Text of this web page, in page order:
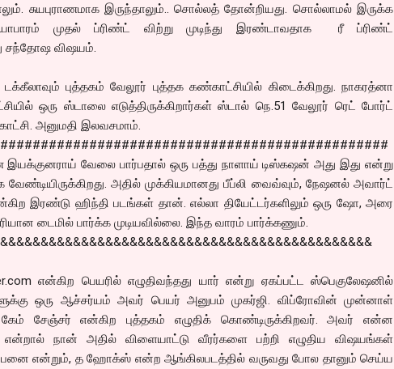
சுயபுராணமாக இருந்தாலும்.. சொல்லத் தோன்றியது. சொல்லாமல் இருக்க
முதல் ப்ரிண்ட் விற்று முடிந்து இரண்டாவதாக ரீ ப்ரிண்ட்
சந்தோஷ விஷயம்.
புத்தகம் வேலூர் புத்தக கண்காட்சியில் கிடைக்கிறது. நாகரத்னா
ஒரு ஸ்டாலை எடுத்திருக்கிறார்கள் ஸ்டால் நெ.51 வேலூர் ரெட் போர்ட்
அனுமதி இலவசமாம்.
இயக்குனராய் வேலை பார்பதால் ஒரு பத்து நாளாய் டிஸ்கஷன் அது இது என்று
வேண்டியிருக்கிறது. அதில் முக்கியமானது பீப்லி வைவ்வும், நேஷனல் அவார்ட்
இரண்டு ஹிந்தி படங்கள் தான். எல்லா தியேட்டர்களிலும் ஒரு ஷோ, அரை
டைமில் பார்க்க முடியவில்லை. இந்த வாரம் பார்க்கணும்.
என்கிற பெயரில் எழுதிவந்தது யார் என்று ஏகப்பட்ட ஸ்பெகுலேஷனில்
ஒரு ஆச்சர்யம் அவர் பெயர் அனுபம் முகர்ஜி. விப்ரோவின் முன்னாள்
சேஞ்சர் என்கிற புத்தகம் எழுதிக் கொண்டிருக்கிறவர். அவர் என்ன
என்றால் நான் அதில் விளையாட்டு வீரர்களை பற்றி எழுதிய விஷயங்கள்
என்றும், த ஹோக்ஸ் என்ற ஆங்கிலபடத்தில் வருவது போல தானும் செய்ய